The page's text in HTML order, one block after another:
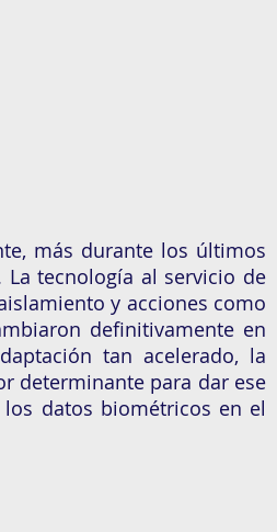
más durante los últimos
tecnología al servicio de
y acciones como
definitivamente en
tan acelerado, la
determinante para dar ese
datos biométricos en el